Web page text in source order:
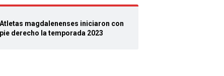
Atletas magdalenenses iniciaron con
pie derecho la temporada 2023